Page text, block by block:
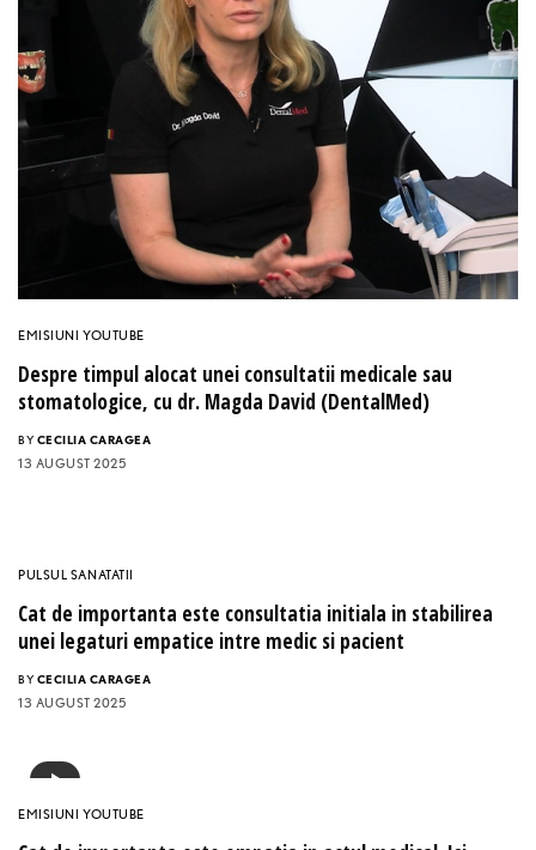
EMISIUNI YOUTUBE
Despre timpul alocat unei consultatii medicale sau
stomatologice, cu dr. Magda David (DentalMed)
BY CECILIA CARAGEA
13 AUGUST 2025
PULSUL SANATATII
Cat de importanta este consultatia initiala in stabilirea
unei legaturi empatice intre medic si pacient
BY CECILIA CARAGEA
13 AUGUST 2025
EMISIUNI YOUTUBE